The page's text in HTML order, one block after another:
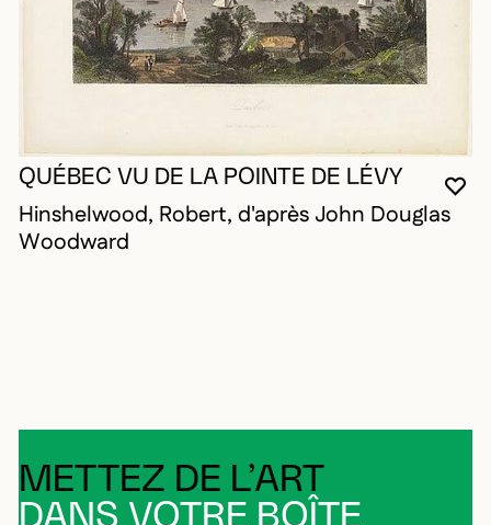
QUÉBEC VU DE LA POINTE DE LÉVY
Hinshelwood, Robert, d'après John Douglas
Woodward
METTEZ DE L’ART
DANS VOTRE BOÎTE